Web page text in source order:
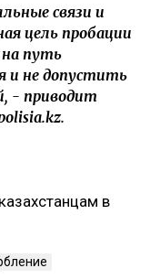
связи и
цель пробации
путь
и не допустить
- приводит
казахстанцам в